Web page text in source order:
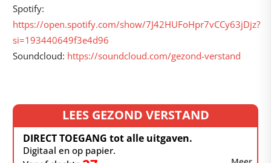
Spotify:
https://open.spotify.com/show/7J42HUFoHpr7vCCy63jDjz?
si=193440649f3e4d96
Soundcloud: https://soundcloud.com/gezond-verstand
LEES GEZOND VERSTAND
DIRECT TOEGANG tot alle uitgaven.
Digitaal en op papier.